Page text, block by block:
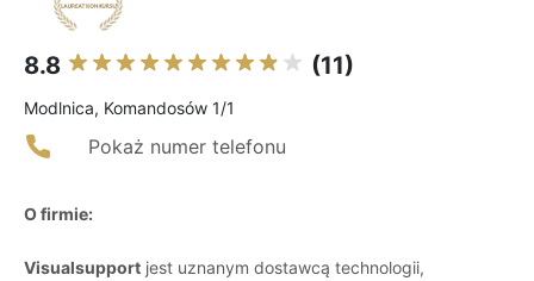
8.8 (11)
Modlnica, Komandosów 1/1
Pokaż numer telefonu
O firmie:
Visualsupport jest uznanym dostawcą technologii,